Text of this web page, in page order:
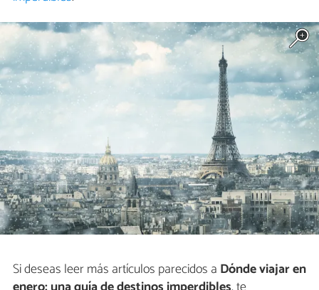
Si deseas leer más artículos parecidos a Dónde viajar en